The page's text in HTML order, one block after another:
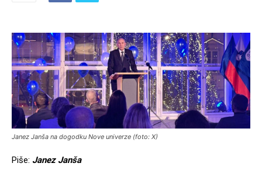
Janez Janša na dogodku Nove univerze (foto: X)
Piše: Janez Janša